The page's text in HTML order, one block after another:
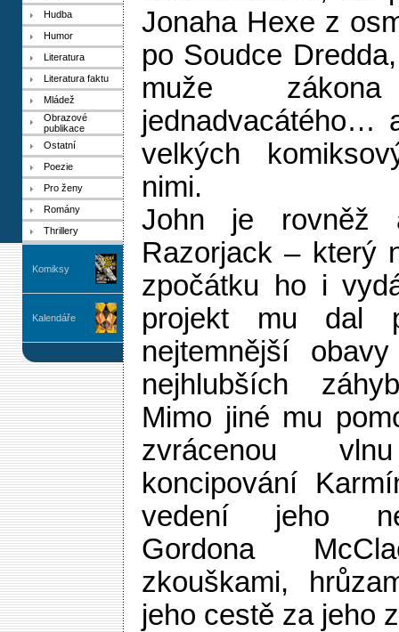
Hudba
Humor
Literatura
Literatura faktu
Mládež
Obrazové
publikace
Ostatní
Poezie
Pro ženy
Romány
Thrillery
Komiksy
Kalendáře
Jonaha Hexe z
po Soudce
muže
jednadvacátého…
velkých
nimi.
John je rovněž
Razorjack – který
zpočátku ho i
projekt mu dal
nejtemnější
nejhlubších
Mimo jiné mu
zvrácenou
koncipování
vedení jeho
Gordona
zkouškami,
jeho cestě za jeho